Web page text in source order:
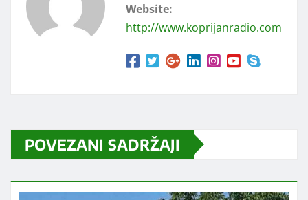
Website:
http://www.koprijanradio.com
POVEZANI SADRŽAJI